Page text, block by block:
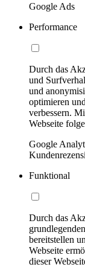
Google Ads
Performance
Durch das
und
und
optimieren
verbessern.
Webseite
Google
Funktional
Durch das
bereitstellen
Webseite
dieser